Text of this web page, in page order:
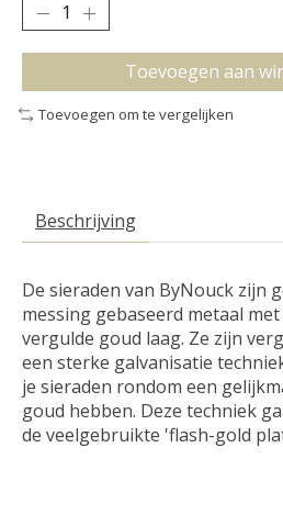
Toevoegen aan
Toevoegen om te vergelijken
Beschrijving
De sieraden van ByNouck zijn
messing gebaseerd metaal
vergulde goud laag. Ze zijn
een sterke galvanisatie
je sieraden rondom een
goud hebben. Deze techniek
de veelgebruikte 'flash-gold